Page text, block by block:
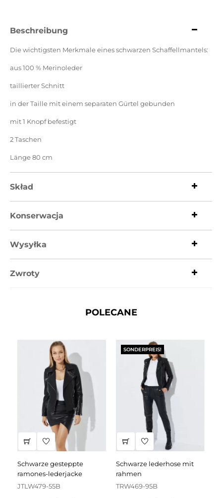
Beschreibung
Die wichtigsten Merkmale eines schwarzen Schaffellmantels:
aus 100 % Merinoleder
taillierter Schnitt
in der Taille mit einem separaten Gürtel gebunden
mit 1 Knopf befestigt
2 Taschen
Länge 80 cm
Skład
Konserwacja
Wysyłka
Zwroty
POLECANE
schwarze gesteppte
ramones-lederjacke
JTLW479-55B
SONDERPREIS!
schwarze lederhose mit
rahmen
TRW469-95B